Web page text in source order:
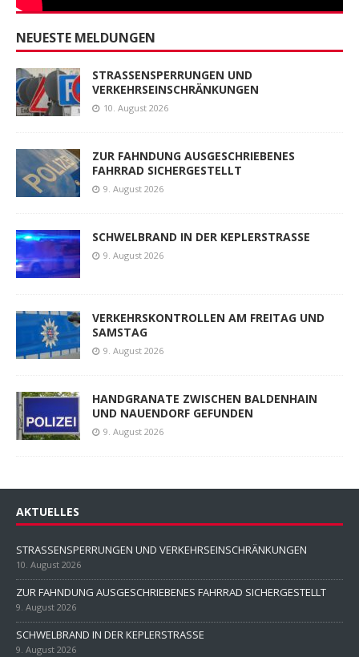
NEUESTE MELDUNGEN
STRASSENSPERRUNGEN UND
VERKEHRSEINSCHRÄNKUNGEN
10. August 2026
ZUR FAHNDUNG AUSGESCHRIEBENES
FAHRRAD SICHERGESTELLT
9. August 2026
SCHWELBRAND IN DER KEPLERSTRASSE
9. August 2026
VERKEHRSKONTROLLEN AM FREITAG UND
SAMSTAG
9. August 2026
HANDGRANATE ZWISCHEN BALDENHAIN
UND NAUENDORF GEFUNDEN
9. August 2026
AKTUELLES
STRASSENSPERRUNGEN UND VERKEHRSEINSCHRÄNKUNGEN
10. August 2026
ZUR FAHNDUNG AUSGESCHRIEBENES FAHRRAD SICHERGESTELLT
9. August 2026
SCHWELBRAND IN DER KEPLERSTRASSE
9. August 2026